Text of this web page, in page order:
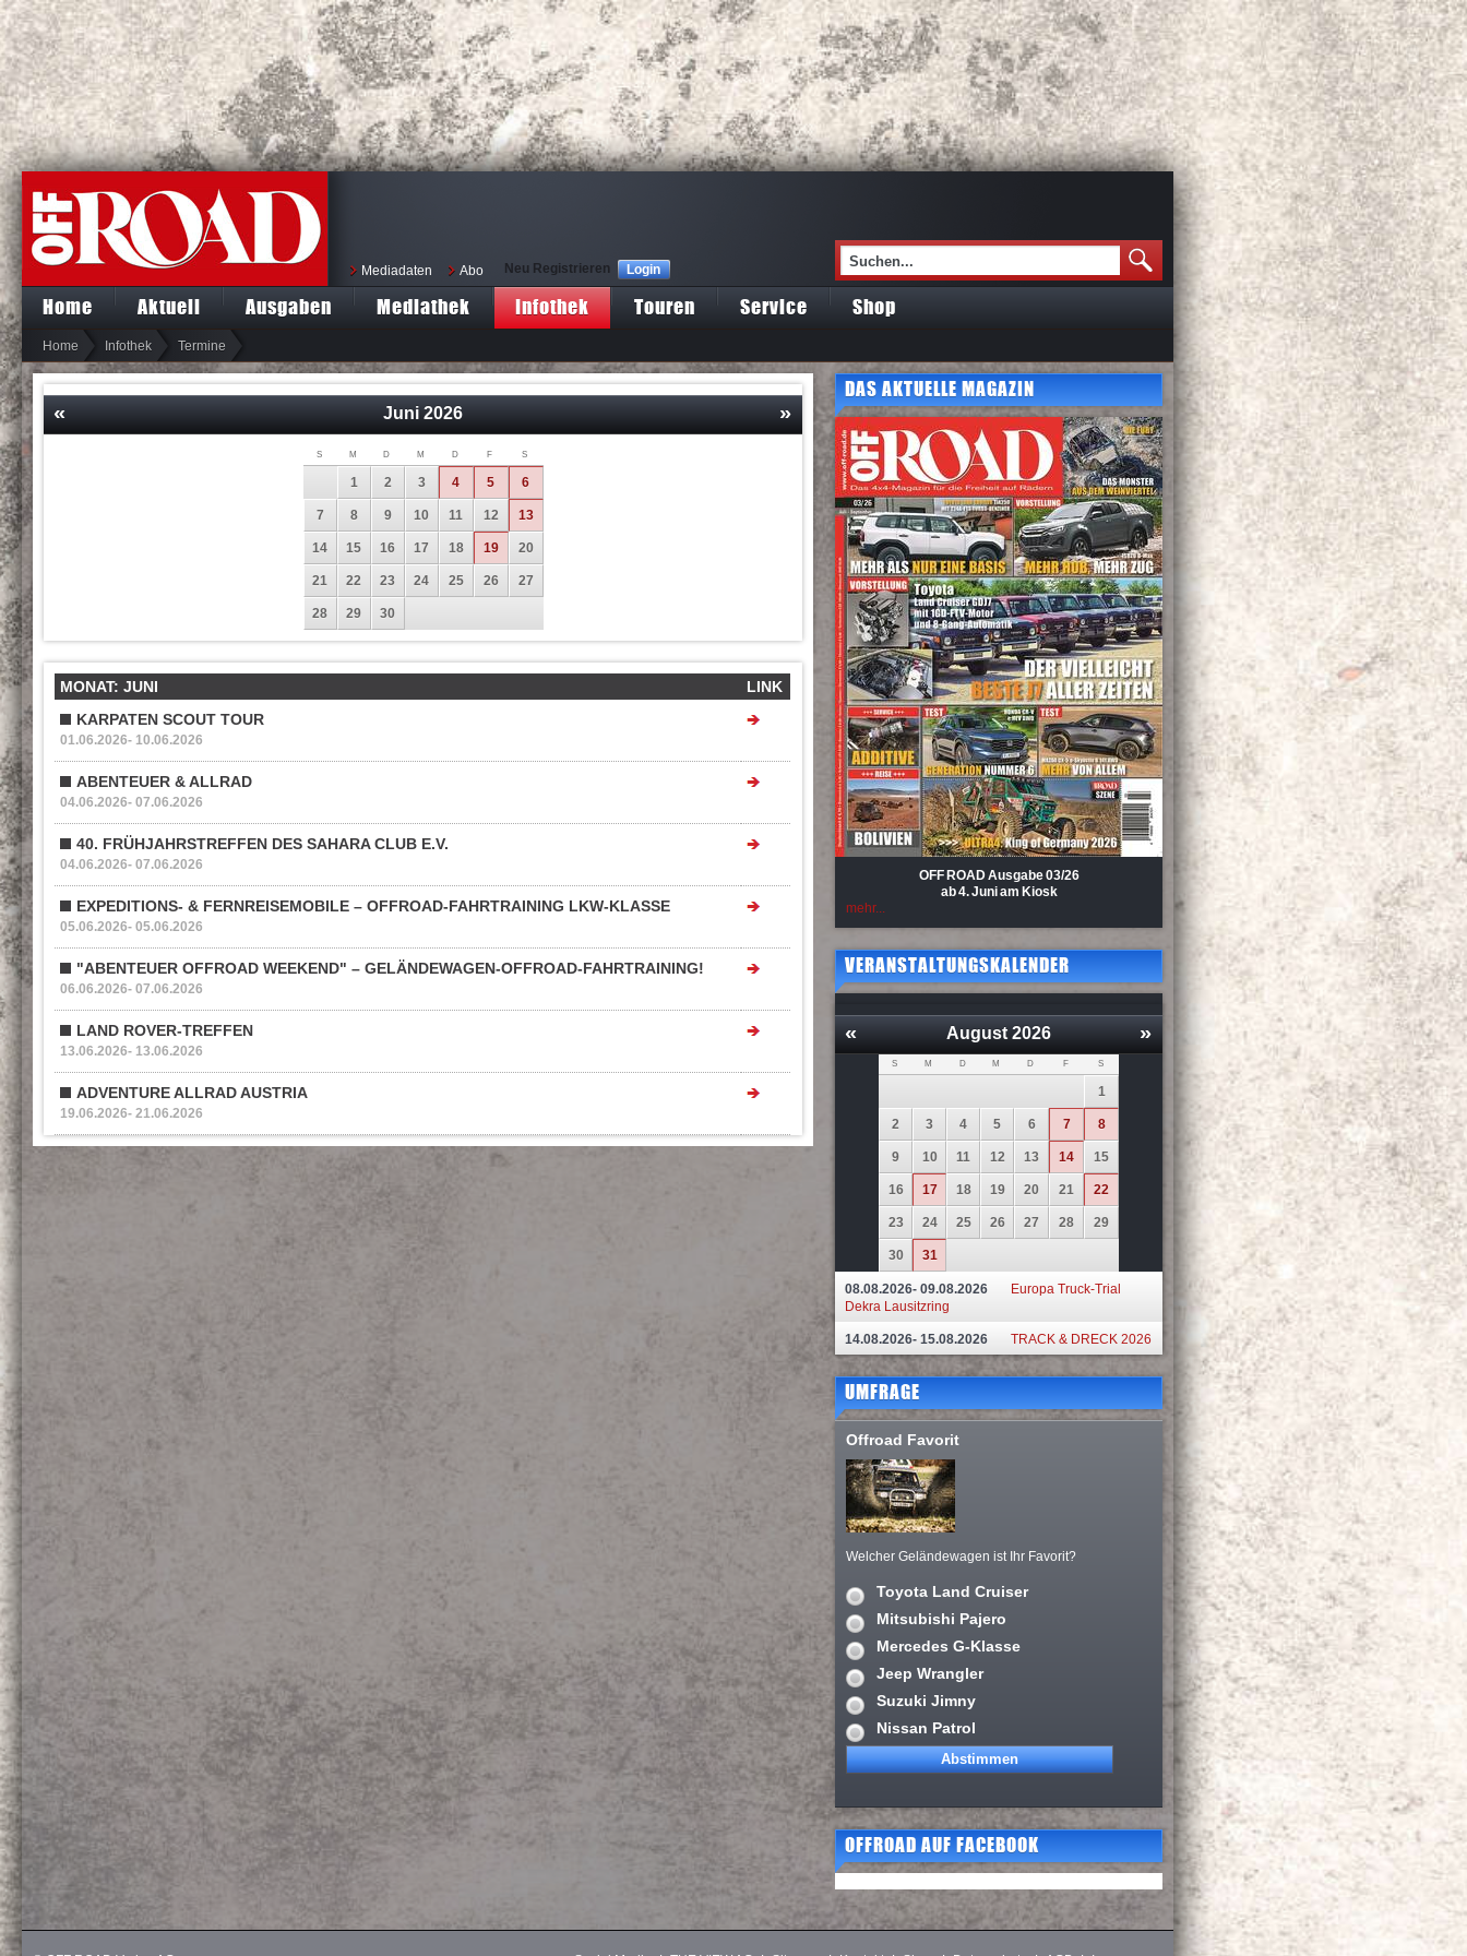
Mediadaten Abo Neu Registrieren Login
Home Aktuell Ausgaben Mediathek Infothek Touren Service Shop
Home Infothek Termine
« »
Juni 2026
S M D M D F S
1 2 3 4 5 6
7 8 9 10 11 12 13
14 15 16 17 18 19 20
21 22 23 24 25 26 27
28 29 30
MONAT: JUNI
LINK
KARPATEN SCOUT TOUR
01.06.2026- 10.06.2026
ABENTEUER & ALLRAD
04.06.2026- 07.06.2026
40. FRÜHJAHRSTREFFEN DES SAHARA CLUB E.V.
04.06.2026- 07.06.2026
EXPEDITIONS- & FERNREISEMOBILE – OFFROAD-FAHRTRAINING LKW-KLASSE
05.06.2026- 05.06.2026
"ABENTEUER OFFROAD WEEKEND" – GELÄNDEWAGEN-OFFROAD-FAHRTRAINING!
06.06.2026- 07.06.2026
LAND ROVER-TREFFEN
13.06.2026- 13.06.2026
ADVENTURE ALLRAD AUSTRIA
19.06.2026- 21.06.2026
DAS AKTUELLE MAGAZIN
OFF ROAD Ausgabe 03/26
ab 4. Juni am Kiosk
mehr...
VERANSTALTUNGSKALENDER
« »
August 2026
S M D M D F S
1
2 3 4 5 6 7 8
9 10 11 12 13 14 15
16 17 18 19 20 21 22
23 24 25 26 27 28 29
30 31
08.08.2026- 09.08.2026
Europa Truck-Trial
Dekra Lausitzring
14.08.2026- 15.08.2026 TRACK & DRECK 2026
UMFRAGE
Offroad Favorit
Welcher Geländewagen ist Ihr Favorit?
Toyota Land Cruiser
Mitsubishi Pajero
Mercedes G-Klasse
Jeep Wrangler
Suzuki Jimny
Nissan Patrol
OFFROAD AUF FACEBOOK